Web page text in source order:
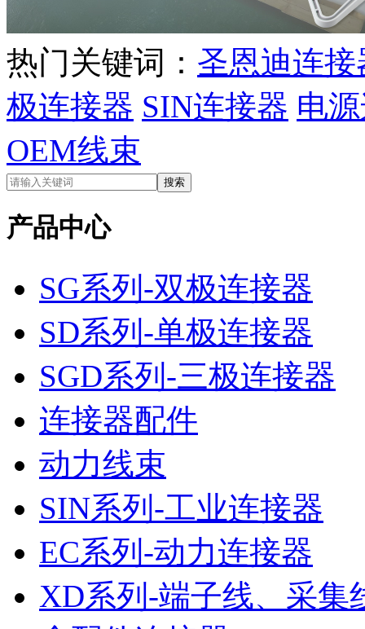
热门关键词： 圣恩迪连接
极连接器 SIN连接器 电
OEM线束
产品中心
SG系列-双极连接器
SD系列-单极连接器
SGD系列-三极连接器
连接器配件
动力线束
SIN系列-工业连接器
EC系列-动力连接器
XD系列-端子线、采集